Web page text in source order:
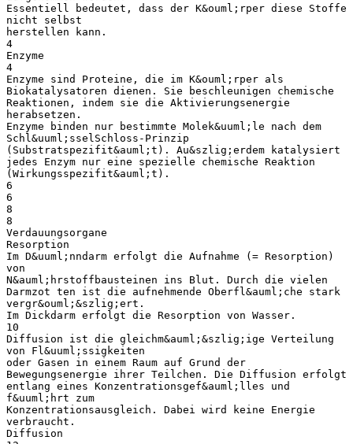
Essentiell bedeutet, dass der K&ouml;rper diese Stoffe
nicht selbst
herstellen kann.
4
Enzyme
4
Enzyme sind Proteine, die im K&ouml;rper als
Biokatalysatoren dienen. Sie beschleunigen chemische
Reaktionen, indem sie die Aktivierungsenergie
herabsetzen.
Enzyme binden nur bestimmte Molek&uuml;le nach dem
Schl&uuml;sselSchloss-Prinzip
(Substratspezifit&auml;t). Au&szlig;erdem katalysiert
jedes Enzym nur eine spezielle chemische Reaktion
(Wirkungsspezifit&auml;t).
6
6
8
8
Verdauungsorgane
Resorption
Im D&uuml;nndarm erfolgt die Aufnahme (= Resorption)
von
N&auml;hrstoffbausteinen ins Blut. Durch die vielen
Darmzot ten ist die aufnehmende Oberfl&auml;che stark
vergr&ouml;&szlig;ert.
Im Dickdarm erfolgt die Resorption von Wasser.
10
Diffusion ist die gleichm&auml;&szlig;ige Verteilung
von Fl&uuml;ssigkeiten
oder Gasen in einem Raum auf Grund der
Bewegungsenergie ihrer Teilchen. Die Diffusion erfolgt
entlang eines Konzentrationsgef&auml;lles und
f&uuml;hrt zum
Konzentrationsausgleich. Dabei wird keine Energie
verbraucht.
Diffusion